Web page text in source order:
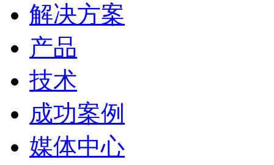
解决方案
产品
技术
成功案例
媒体中心